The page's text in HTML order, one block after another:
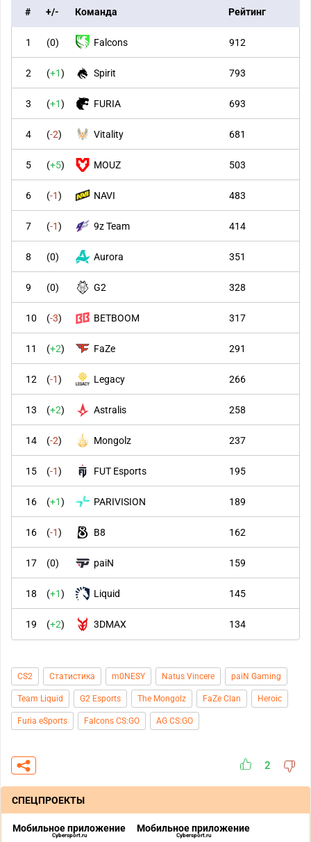
# +/- Команда Рейтинг
1 (0) Falcons 912
2 (+1) Spirit 793
3 (+1) FURIA 693
4 (-2) Vitality 681
5 (+5) MOUZ 503
6 (-1) NAVI 483
7 (-1) 9z Team 414
8 (0) Aurora 351
9 (0) G2 328
10 (-3) BETBOOM 317
11 (+2) FaZe 291
12 (-1) Legacy 266
13 (+2) Astralis 258
14 (-2) Mongolz 237
15 (-1) FUT Esports 195
16 (+1) PARIVISION 189
16 (-1) B8 162
17 (0) paiN 159
18 (+1) Liquid 145
19 (+2) 3DMAX 134
CS2 Статистика m0NESY Natus Vincere paiN Gaming
Team Liquid G2 Esports The Mongolz FaZe Clan Heroic
Furia eSports Falcons CS:GO AG CS:GO
2
СПЕЦПРОЕКТЫ
Мобильное приложение
Cybersport.ru
Мобильное приложение
Cybersport.ru